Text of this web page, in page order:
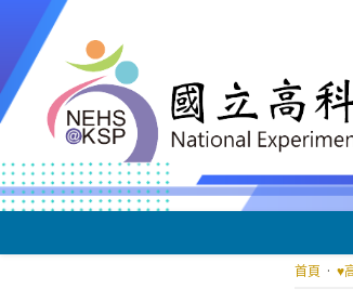
至
主
要
容
首頁 · ♥️